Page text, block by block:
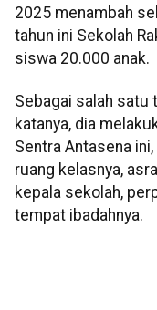
2025 menambah
tahun ini Sekolah
siswa 20.000 anak.
Sebagai salah satu
katanya, dia
Sentra Antasena
ruang kelasnya,
kepala sekolah,
tempat ibadahnya.